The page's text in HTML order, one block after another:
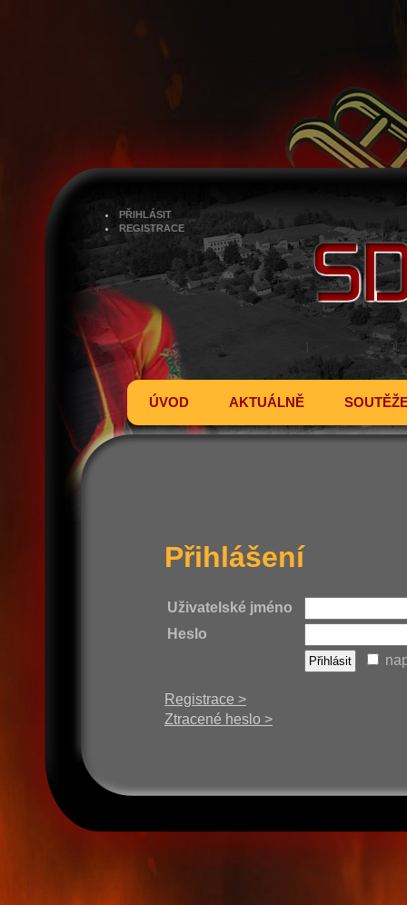
PŘIHLÁSIT
REGISTRACE
ÚVOD AKTUÁLNĚ
Přihlášení
Uživatelské jméno
Heslo
Registrace >
Ztracené heslo >